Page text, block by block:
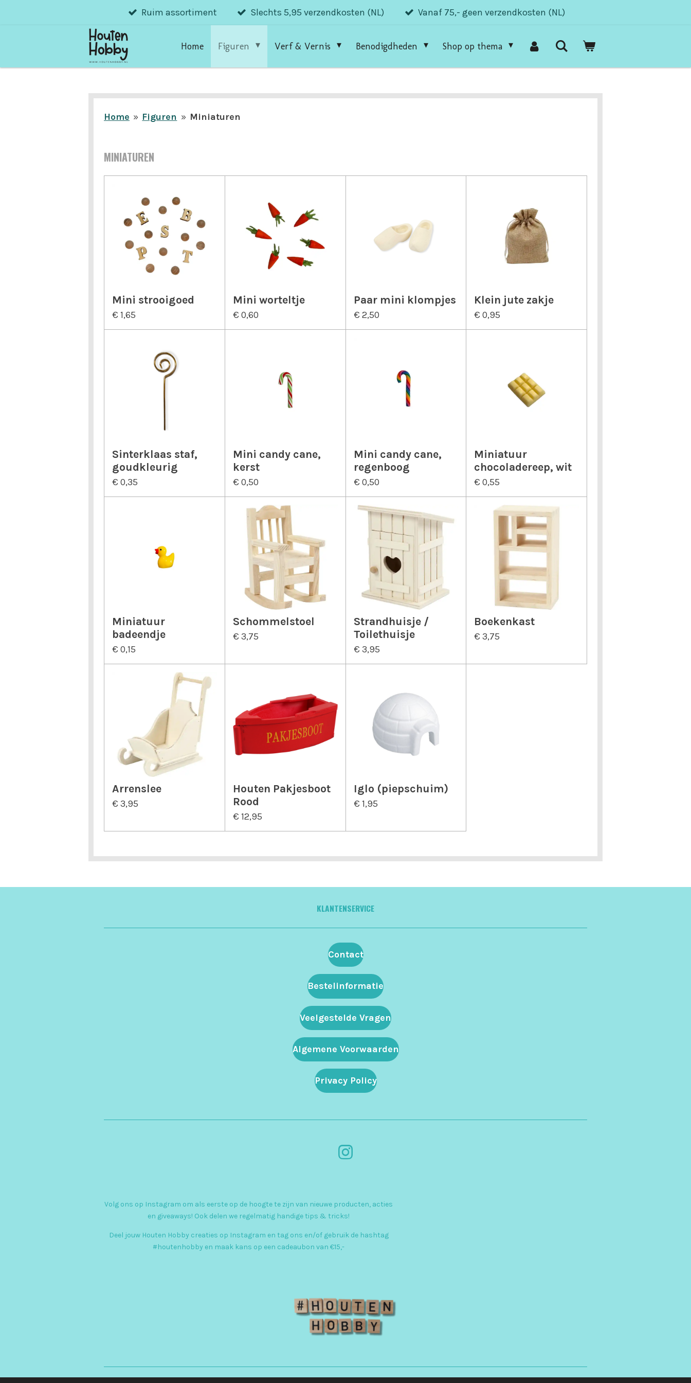
Ruim assortiment Slechts 5,95 verzendkosten (NL) Vanaf 75,- geen verzendkosten (NL)
Home Figuren Verf & Vernis Benodigdheden Shop op thema
Home » Figuren » Miniaturen
MINIATUREN
Mini strooigoed
€ 1,65
Mini worteltje
€ 0,60
Paar mini klompjes
€ 2,50
Klein jute zakje
€ 0,95
Sinterklaas staf,
goudkleurig
€ 0,35
Mini candy cane,
kerst
€ 0,50
Mini candy cane,
regenboog
€ 0,50
Miniatuur
chocoladereep, wit
€ 0,55
Miniatuur
badeendje
€ 0,15
Schommelstoel
€ 3,75
Strandhuisje /
Toilethuisje
€ 3,95
Boekenkast
€ 3,75
Arrenslee
€ 3,95
Houten Pakjesboot
Rood
€ 12,95
Iglo (piepschuim)
€ 1,95
KLANTENSERVICE
Contact
Bestelinformatie
Veelgestelde Vragen
Algemene Voorwaarden
Privacy Policy
I
t
g
Volg ons op Instagram om als eerste op de hoogte te zijn van nieuwe producten, acties
en giveaways! Ook delen we regelmatig handige tips & tricks!
Deel jouw Houten Hobby creaties op Instagram en tag ons en/of gebruik de hashtag
#houtenhobby en maak kans op een cadeaubon van €15,-